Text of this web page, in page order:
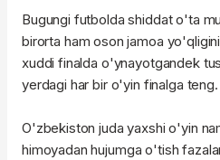
Bugungi futbolda shiddat o'ta
birorta ham oson jamoa
xuddi finalda o'ynayotgandek
yerdagi har bir o'yin finalga teng.
O'zbekiston juda yaxshi o'yin
himoyadan hujumga o'tish